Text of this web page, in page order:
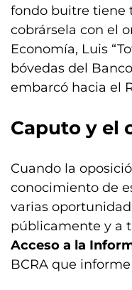
fondo buitre tiene
cobrársela con el
Economía, Luis
bóvedas del
embarcó hacia el
Caputo y el
Cuando la
conocimiento de
varias
públicamente y a
Acceso a la
BCRA que